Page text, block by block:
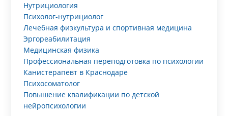
Нутрициология
Психолог-нутрициолог
Лечебная физкультура и спортивная медицина
Эргореабилитация
Медицинская физика
Профессиональная переподготовка по психологии
Канистерапевт в Краснодаре
Психосоматолог
Повышение квалификации по детской
нейропсихологии